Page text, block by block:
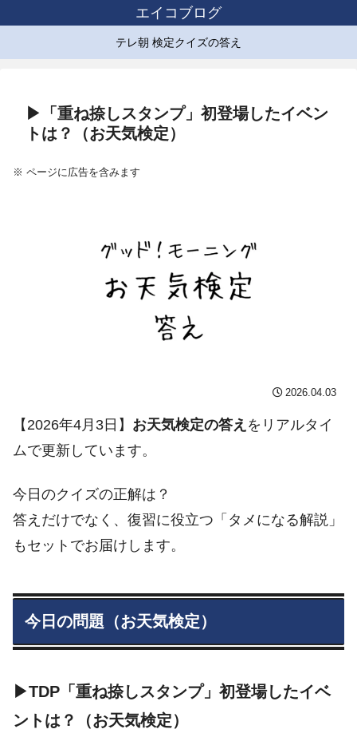
エイコブログ
テレ朝 検定クイズの答え
▶「重ね捺しスタンプ」初登場したイベン
トは？（お天気検定）
※ ページに広告を含みます
2026.04.03
【2026年4月3日】 お天気検定の答え をリアルタイ
ムで更新しています。
今日のクイズの正解は？
答えだけでなく、復習に役立つ「タメになる解説」
もセットでお届けします。
今日の問題（お天気検定）
▶TDP「重ね捺しスタンプ」初登場したイベ
ントは？（お天気検定）